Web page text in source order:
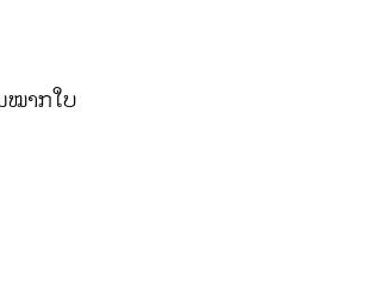
ໝາກໃບ